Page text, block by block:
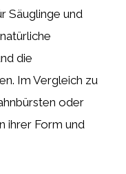
Säuglinge und
die
Im Vergleich zu
oder
ihrer Form und